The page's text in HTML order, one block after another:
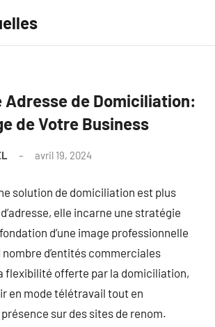
Adresse de Domiciliation:
de Votre Business
avril 19, 2024
solution de domiciliation est plus
elle incarne une stratégie
d’une image professionnelle
nombre d’entités commerciales
flexibilité offerte par la domiciliation,
en mode télétravail tout en
sur des sites de renom.